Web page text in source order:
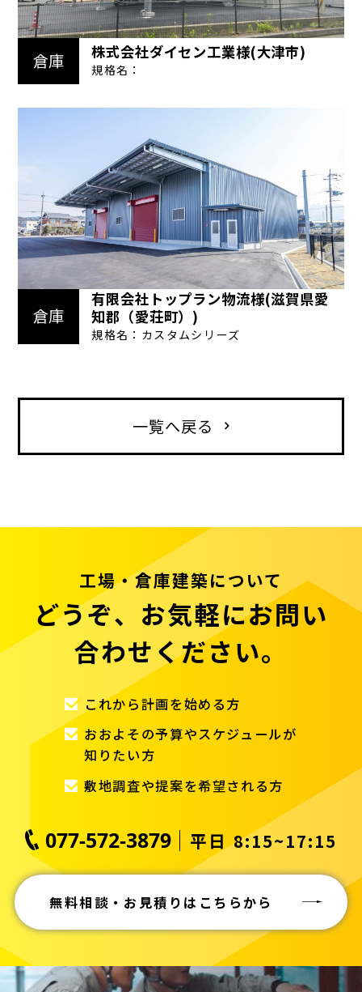
倉庫 株式会社ダイセン工業様(大津市)
規格名：
倉庫
有限会社トップラン物流様(滋賀県愛
知郡（愛荘町）)
規格名：カスタムシリーズ
一覧へ戻る
工場・倉庫建築について
どうぞ、お気軽にお問い
合わせください。
これから計画を始める方
おおよその予算やスケジュールが
知りたい方
敷地調査や提案を希望される方
077-572-3879 平日 8:15~17:15
無料相談・お見積りはこちらから